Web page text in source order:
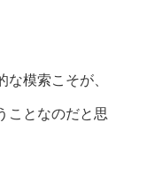
模索こそが、
ことなのだと思